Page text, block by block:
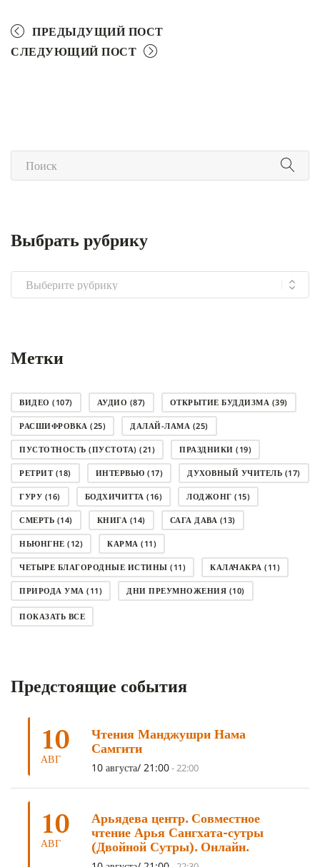
ПРЕДЫДУЩИЙ ПОСТ
СЛЕДУЮЩИЙ ПОСТ
Выбрать рубрику
Выбрать
рубрику
Метки
ВИДЕО (107) АУДИО (87) ОТКРЫТИЕ БУДДИЗМА (39)
РАСШИФРОВКА (25) ДАЛАЙ-ЛАМА (25)
ПУСТОТНОСТЬ (ПУСТОТА) (21) ПРАЗДНИКИ (19)
РЕТРИТ(18) ИНТЕРВЬЮ (17) ДУХОВНЫЙ УЧИТЕЛЬ (17)
ГУРУ (16) БОДХИЧИТТА (16) ЛОДЖОНГ (15)
СМЕРТЬ (14) КНИГА (14) САГА ДАВА (13)
НЬЮНГНЕ (12) КАРМА (11)
ЧЕТЫРЕ БЛАГОРОДНЫЕ ИСТИНЫ (11) КАЛАЧАКРА (11)
ПРИРОДА УМА (11) ДНИ ПРЕУМНОЖЕНИЯ (10)
СОВЕТ(10)
АНАЛИТИЧЕСКАЯ МЕДИТАЦИЯ(7)
ТРИ ОСНОВЫ ПУТИ(5) ЛХАБАБ ДУЧЕН (5)
ОЧИСТИТЕЛЬНЫЕ ПРАКТИКИ
УМ И ЕГО ПОТЕНЦИАЛ
ОТРЕЧЕНИЕ
ПОДНОШЕНИЯ (4) ВОСЕМЬ СТРОФ (4)
ГАНДЕН ЛХАГЬЯМА(3) РАВНОСТНОСТЬ(3)
ПОКАЗАТЬ ВСЕ
Предстоящие события
10
АВГ
Чтения Манджушри Нама
Самгити
10 августа/ 21:00-22:00
10
АВГ
Арьядева центр. Совместное
чтение Арья Сангхата-сутры
(Двойной Сутры). Онлайн.